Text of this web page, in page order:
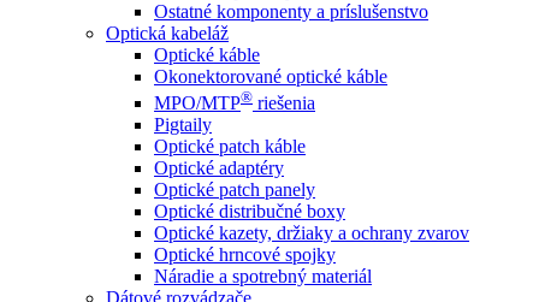
Ostatné komponenty a príslušenstvo
Optická kabeláž
Optické káble
Okonektorované optické káble
MPO/MTP® ​ riešenia
Pigtaily
Optické patch káble
Optické adaptéry
Optické patch panely
Optické distribučné boxy
Optické kazety, držiaky a ochrany zvarov
Optické hrncové spojky
Náradie a spotrebný materiál